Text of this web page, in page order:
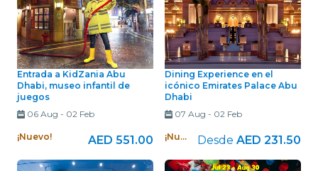
Entrada a KidZania Abu
Dhabi, museo infantil de
juegos
06 Aug - 02 Feb
¡Nuevo! AED 551.00
Dining Experience en el
icónico Emirates Palace Abu
Dhabi
07 Aug - 02 Feb
¡Nuevo! Desde AED 231.50